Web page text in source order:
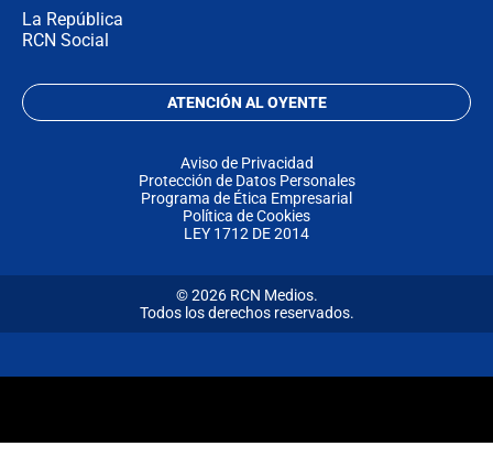
La República
RCN Social
ATENCIÓN AL OYENTE
Aviso de Privacidad
Protección de Datos Personales
Programa de Ética Empresarial
Política de Cookies
LEY 1712 DE 2014
© 2026 RCN Medios.
Todos los derechos reservados.